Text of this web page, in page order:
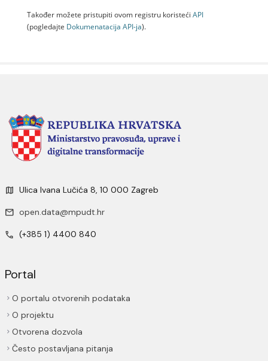
Također možete pristupiti ovom registru koristeći API
(pogledajte Dokumenаtаcijа API-jа).